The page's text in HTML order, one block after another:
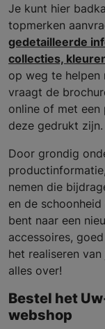
Je kunt hier
topmerken
gedetailleerde
collecties,
op weg te helpen
vraagt de
online of met een
deze gedrukt zijn.
Door grondig
nemen die
en de
bent naar een
accessoires,
het realiseren
alles over!
Bestel het
webshop